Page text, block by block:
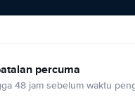
percuma
48 jam sebelum waktu